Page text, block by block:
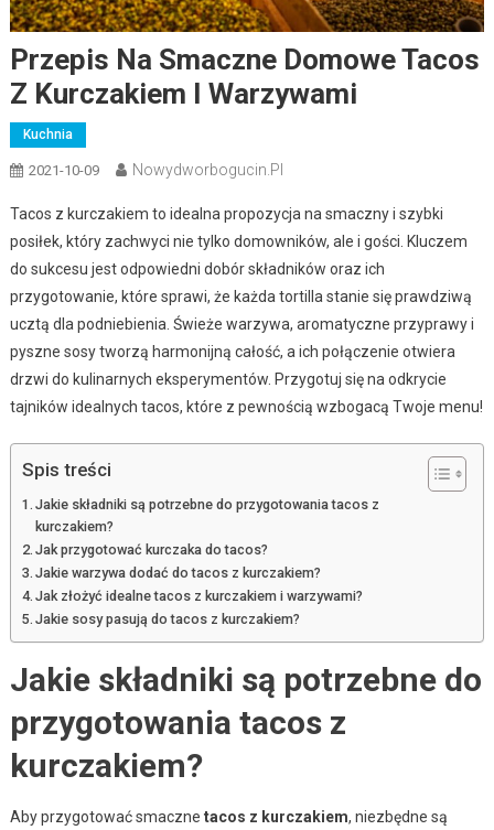
Przepis Na Smaczne Domowe Tacos
Z Kurczakiem I Warzywami
Kuchnia
2021-10-09 Nowydworbogucin.pl
Tacos z kurczakiem to idealna propozycja na smaczny i szybki
posiłek, który zachwyci nie tylko domowników, ale i gości. Kluczem
do sukcesu jest odpowiedni dobór składników oraz ich
przygotowanie, które sprawi, że każda tortilla stanie się prawdziwą
ucztą dla podniebienia. Świeże warzywa, aromatyczne przyprawy i
pyszne sosy tworzą harmonijną całość, a ich połączenie otwiera
drzwi do kulinarnych eksperymentów. Przygotuj się na odkrycie
tajników idealnych tacos, które z pewnością wzbogacą Twoje menu!
Spis treści
Jakie składniki są potrzebne do przygotowania tacos z
kurczakiem?
Jak przygotować kurczaka do tacos?
Jakie warzywa dodać do tacos z kurczakiem?
Jak złożyć idealne tacos z kurczakiem i warzywami?
Jakie sosy pasują do tacos z kurczakiem?
Jakie składniki są potrzebne do
przygotowania tacos z
kurczakiem?
Aby przygotować smaczne tacos z kurczakiem, niezbędne są